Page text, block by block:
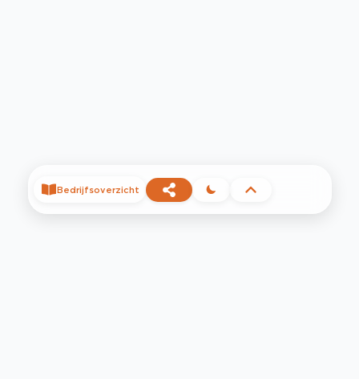
Bedrijfsoverzicht